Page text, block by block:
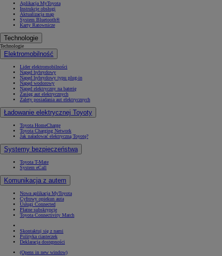
Aplikacja MyToyota
Instrukcje obsługi
Aktualizacja map
System Bluetooth®
Karty Ratownicze
Technologie
Technologie
Elektromobilność
Lider elektromobilności
Napęd hybrydowy
Napęd hybrydowy typu plug-in
Napęd wodorowy
Napęd elektryczny na baterię
Zasięg aut elektrycznych
Zalety posiadania aut elektrycznych
Ładowanie elektrycznej Toyoty
Toyota HomeCharge
Toyota Charging Network
Jak naładować elektryczną Toyotę?
Systemy bezpieczeństwa
Toyota T-Mate
System eCall
Komunikacja z autem
Nowa aplikacja MyToyota
Cyfrowy opiekun auta
Usługi Connected
Płatne subskrypcje
Toyota Connectivity Match
Skontaktuj się z nami
Polityka ciasteczek
Deklaracja dostępności
(Opens in new window)